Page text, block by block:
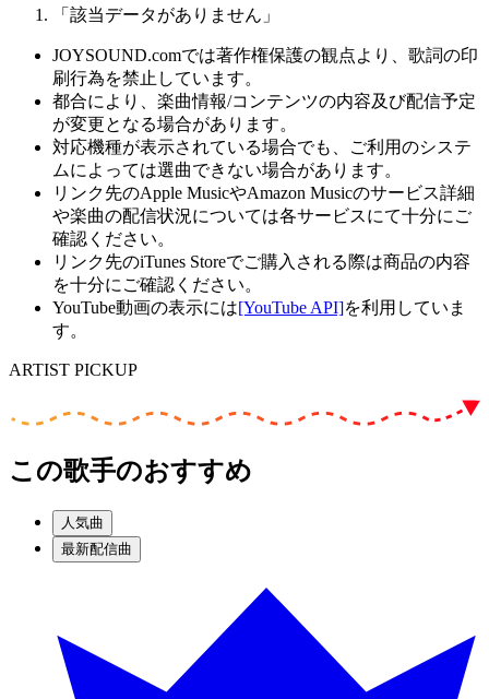
「該当データがありません」
JOYSOUND.comでは著作権保護の観点より、歌詞の印
刷行為を禁止しています。
都合により、楽曲情報/コンテンツの内容及び配信予定
が変更となる場合があります。
対応機種が表示されている場合でも、ご利用のシステ
ムによっては選曲できない場合があります。
リンク先のApple MusicやAmazon Musicのサービス詳細
や楽曲の配信状況については各サービスにて十分にご
確認ください。
リンク先のiTunes Storeでご購入される際は商品の内容
を十分にご確認ください。
YouTube動画の表示には[YouTube API]を利用していま
す。
ARTIST PICKUP
この歌手のおすすめ
人気曲
最新配信曲